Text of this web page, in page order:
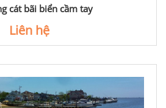
cát bãi biển cầm tay
Liên hệ